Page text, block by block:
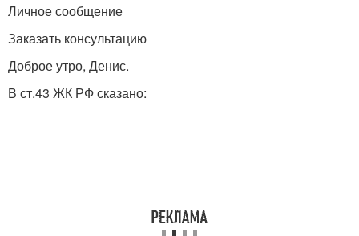
Личное сообщение
Заказать консультацию
Доброе утро, Денис.
В ст.43 ЖК РФ сказано: